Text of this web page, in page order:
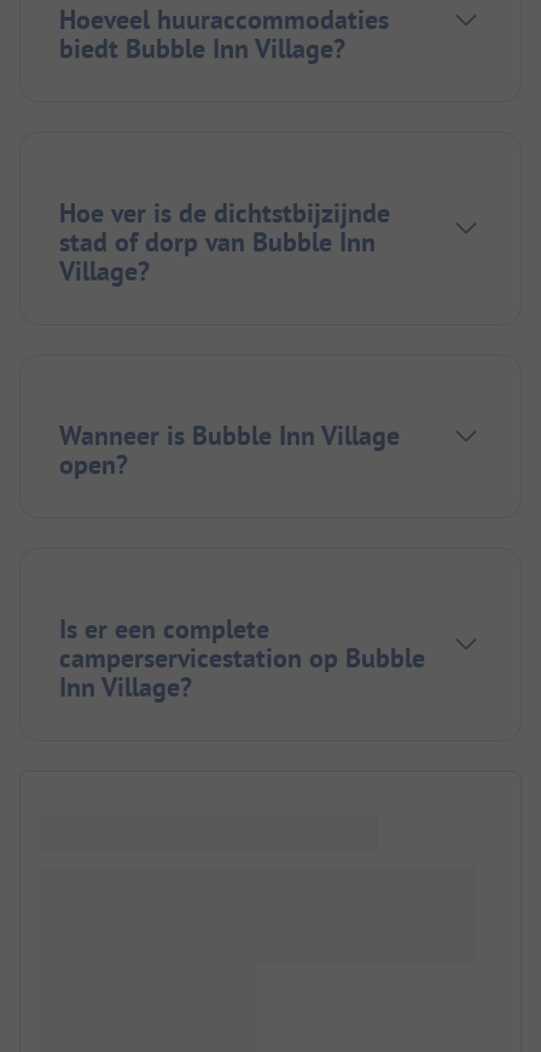
Hoeveel huuraccommodaties
biedt Bubble Inn Village?
Hoe ver is de dichtstbijzijnde
stad of dorp van Bubble Inn
Village?
Wanneer is Bubble Inn Village
open?
Is er een complete
camperservicestation op Bubble
Inn Village?